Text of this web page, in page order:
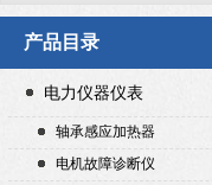
产品目录
电力仪器仪表
轴承感应加热器
电机故障诊断仪